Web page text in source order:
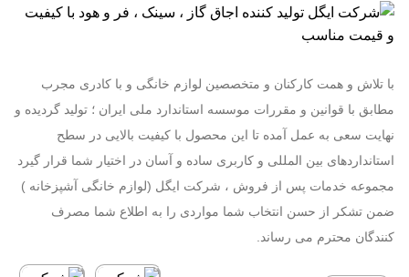
با تلاش و همت کارکنان و متخصصین لوازم خانگی و با کادری مجرب
مطابق با قوانین و مقررات موسسه استاندارد ملی ایران ؛ تولید گردیده و
نهایت سعی به عمل آمده تا این محصول با کیفیت بالایی در سطح
استانداردهای بین المللی و کاربری ساده و آسان در اختیار شما قرار گیرد
مجموعه خدمات پس از فروش ، شرکت ایگل (لوازم خانگی آشپزخانه )
ضمن تشکر از حسن انتخاب شما مواردی را به اطلاع شما مصرف
کنندگان محترم می رساند.